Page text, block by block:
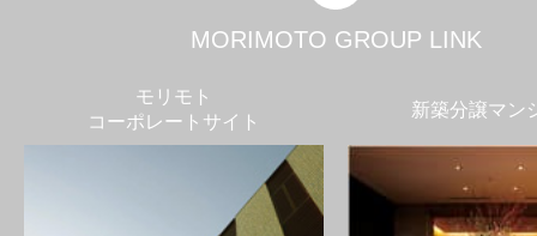
MORIMOTO GROUP LINK
モリモト
コーポレートサイト
新築分譲マン